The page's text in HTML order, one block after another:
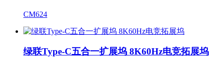
CM624
绿联Type-C五合一扩展坞 8K60Hz电竞拓展坞